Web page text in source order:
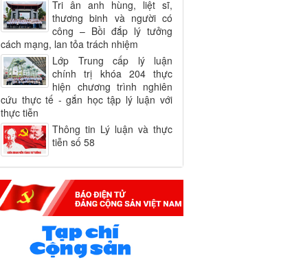
Tri ân anh hùng, liệt sĩ,
thương binh và người có
công – Bồi đắp lý tưởng
cách mạng, lan tỏa trách nhiệm
Lớp Trung cấp lý luận
chính trị khóa 204 thực
hiện chương trình nghiên
cứu thực tế - gắn học tập lý luận với
thực tiễn
Thông tin Lý luận và thực
tiễn số 58